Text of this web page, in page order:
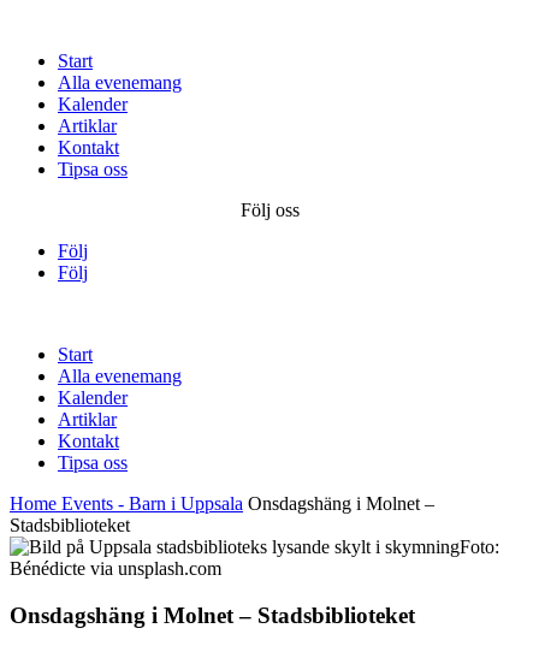
Start
Alla evenemang
Kalender
Artiklar
Kontakt
Tipsa oss
Följ oss
Följ
Följ
Start
Alla evenemang
Kalender
Artiklar
Kontakt
Tipsa oss
Home Events - Barn i Uppsala Onsdagshäng i Molnet –
Stadsbiblioteket
Foto:
Bénédicte via unsplash.com
Onsdagshäng i Molnet – Stadsbiblioteket